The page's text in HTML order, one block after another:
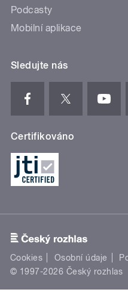
Podcasty
Mobilní aplikace
Sledujte nás
Certifikováno
Cookies Osobní údaje
© 1997-2026 Český rozhlas